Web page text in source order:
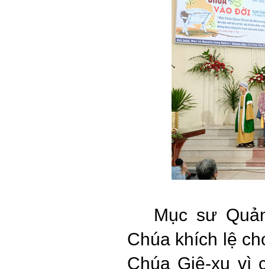
Mục sư
Chúa khích lệ
Chúa Giê-xu vì